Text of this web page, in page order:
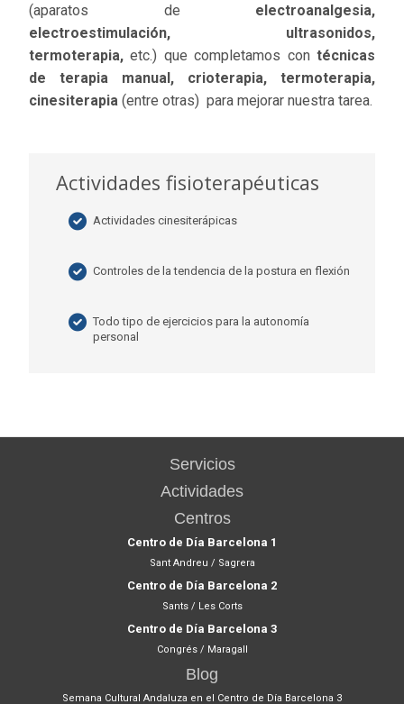
(aparatos de electroanalgesia,
electroestimulación, ultrasonidos,
termoterapia, etc.) que completamos con técnicas
de terapia manual, crioterapia, termoterapia,
cinesiterapia (entre otras) para mejorar nuestra tarea.
Actividades fisioterapéuticas
Actividades cinesiterápicas
Controles de la tendencia de la postura en flexión
Todo tipo de ejercicios para la autonomía
personal
Servicios
Actividades
Centros
Centro de Día Barcelona 1
Sant Andreu / Sagrera
Centro de Día Barcelona 2
Sants / Les Corts
Centro de Día Barcelona 3
Congrés / Maragall
Blog
Semana Cultural Andaluza en el Centro de Día Barcelona 3